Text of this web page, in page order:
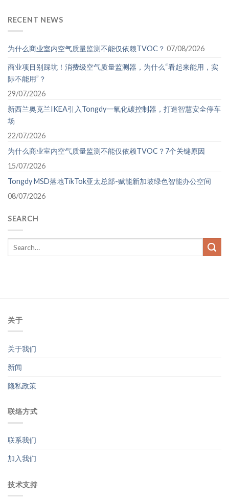
RECENT NEWS
为什么商业室内空气质量监测不能仅依赖TVOC？ 07/08/2026
商业项目别踩坑！消费级空气质量监测器，为什么“看起来能用，实
际不能用”？
29/07/2026
新西兰奥克兰IKEA引入Tongdy一氧化碳控制器，打造智慧安全停车
场
22/07/2026
为什么商业室内空气质量监测不能仅依赖TVOC？7个关键原因
15/07/2026
Tongdy MSD落地TikTok亚太总部-赋能新加坡绿色智能办公空间
08/07/2026
SEARCH
关于
关于我们
新闻
隐私政策
联络方式
联系我们
加入我们
技术支持